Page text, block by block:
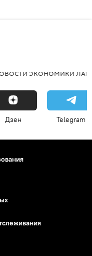
ЭКОНОМИКИ
Дзен Telegram